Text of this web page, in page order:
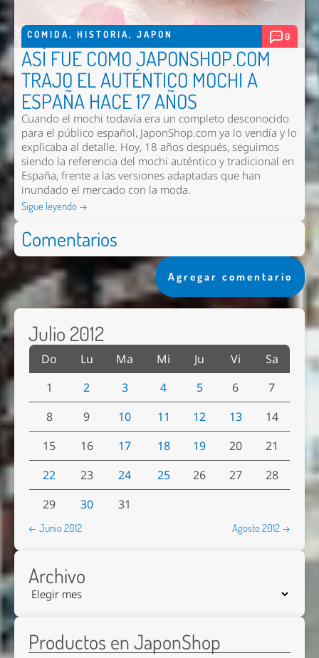
COMIDA, HISTORIA, JAPON 0
ASÍ FUE COMO JAPONSHOP.COM
TRAJO EL AUTÉNTICO MOCHI A
ESPAÑA HACE 17 AÑOS
Cuando el mochi todavía era un completo desconocido
para el público español, JaponShop.com ya lo vendía y lo
explicaba al detalle. Hoy, 18 años después, seguimos
siendo la referencia del mochi auténtico y tradicional en
España, frente a las versiones adaptadas que han
inundado el mercado con la moda.
Sigue leyendo →
Comentarios
Agregar comentario
Julio 2012
Do Lu Ma Mi Ju Vi
Sa
1
2 3 4 5 6
7
8
9 10 11 12 13
14
15
16 17 18 19 20
21
22
23 24 25 26 27
28
29
30 31
← Junio 2012 Agosto 2012 →
Archivo
Productos en JaponShop